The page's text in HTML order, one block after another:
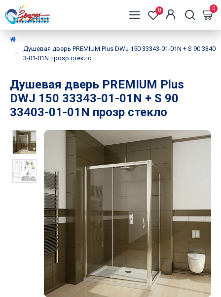
0 0
Душевая дверь PREMIUM Plus DWJ 150 33343-01-01N + S 90 3340
3-01-01N прозр стекло
Душевая дверь PREMIUM Plus
DWJ 150 33343-01-01N + S 90
33403-01-01N прозр стекло